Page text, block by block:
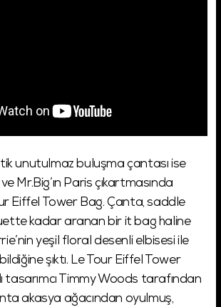
unutulmaz buluşma çantası ise
Mr.Big’ın Paris çıkartmasında
Eiffel Tower Bag. Çanta, saddle
kadar aranan bir it bag haline
yeşil floral desenli elbisesi ile
şıktı. Le Tour Eiffel Tower
tasarımcı Timmy Woods tarafından
akasya ağacından oyulmuş,